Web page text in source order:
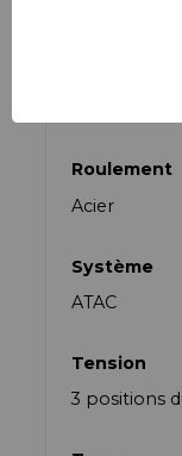
Poids
Roulement
Acier
Système
ATAC
Tension
3 positions